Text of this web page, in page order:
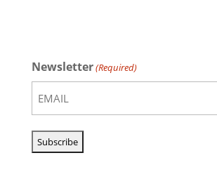
Newsletter(Required)